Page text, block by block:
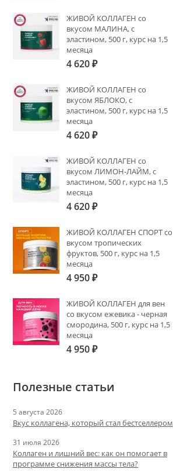
ЖИВОЙ КОЛЛАГЕН со
вкусом МАЛИНА, с
эластином, 500 г, курс на 1,5
месяца
4 620₽
ЖИВОЙ КОЛЛАГЕН со
вкусом ЯБЛОКО, с
эластином, 500 г, курс на 1,5
месяца
4 620₽
ЖИВОЙ КОЛЛАГЕН со
вкусом ЛИМОН-ЛАЙМ, с
эластином, 500 г, курс на 1,5
месяца
4 620₽
ЖИВОЙ КОЛЛАГЕН СПОРТ со
вкусом тропических
фруктов, 500 г, курс на 1,5
месяца
4 950₽
ЖИВОЙ КОЛЛАГЕН для вен
со вкусом ежевика - черная
смородина, 500 г, курс на 1,5
месяца
4 950₽
Полезные статьи
5 августа 2026
Вкус коллагена, который стал бестселлером
31 июля 2026
Коллаген и лишний вес: как он помогает в
программе снижения массы тела?